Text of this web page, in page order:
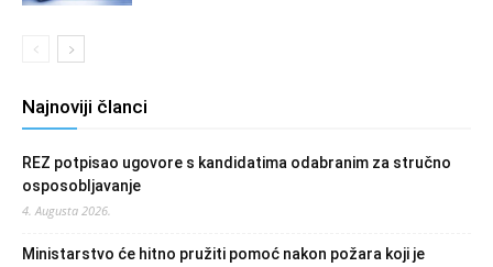
Najnoviji članci
REZ potpisao ugovore s kandidatima odabranim za stručno
osposobljavanje
4. Augusta 2026.
Ministarstvo će hitno pružiti pomoć nakon požara koji je